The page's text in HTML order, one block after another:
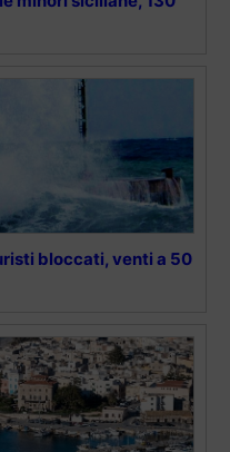
bloccati, venti a 50